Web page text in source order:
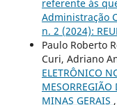
referente às
Administração
n. 2 (2024):
Paulo Roberto
Curi, Adriano
ELETRÔNICO
MESORREGIÃO
MINAS GERAIS ,